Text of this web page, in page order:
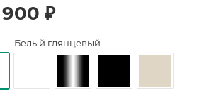
₽
— Белый глянцевый